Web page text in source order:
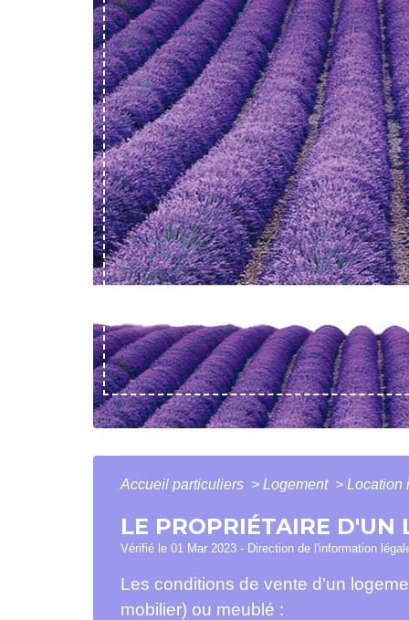
Accueil particuliers > Logement > Location
LE PROPRIÉTAIRE D'UN
Vérifié le 01 Mar 2023 - Direction de l'information
Les conditions de vente d'un
mobilier) ou meublé :